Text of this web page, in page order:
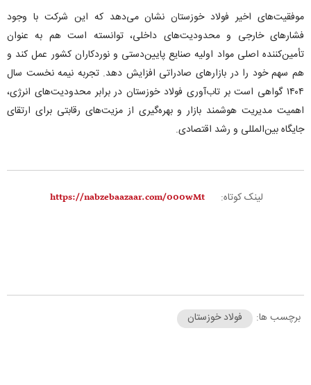
موفقیت‌های اخیر فولاد خوزستان نشان می‌دهد که این شرکت با وجود
فشارهای خارجی و محدودیت‌های داخلی، توانسته است هم به عنوان
تأمین‌کننده اصلی مواد اولیه صنایع پایین‌دستی و نوردکاران کشور عمل کند و
هم سهم خود را در بازارهای صادراتی افزایش دهد. تجربه نیمه نخست سال
۱۴۰۴ گواهی است بر تاب‌آوری فولاد خوزستان در برابر محدودیت‌های انرژی،
اهمیت مدیریت هوشمند بازار و بهره‌گیری از مزیت‌های رقابتی برای ارتقای
جایگاه بین‌المللی و رشد اقتصادی.
لینک کوتاه:
برچسب ها: فولاد خوزستان